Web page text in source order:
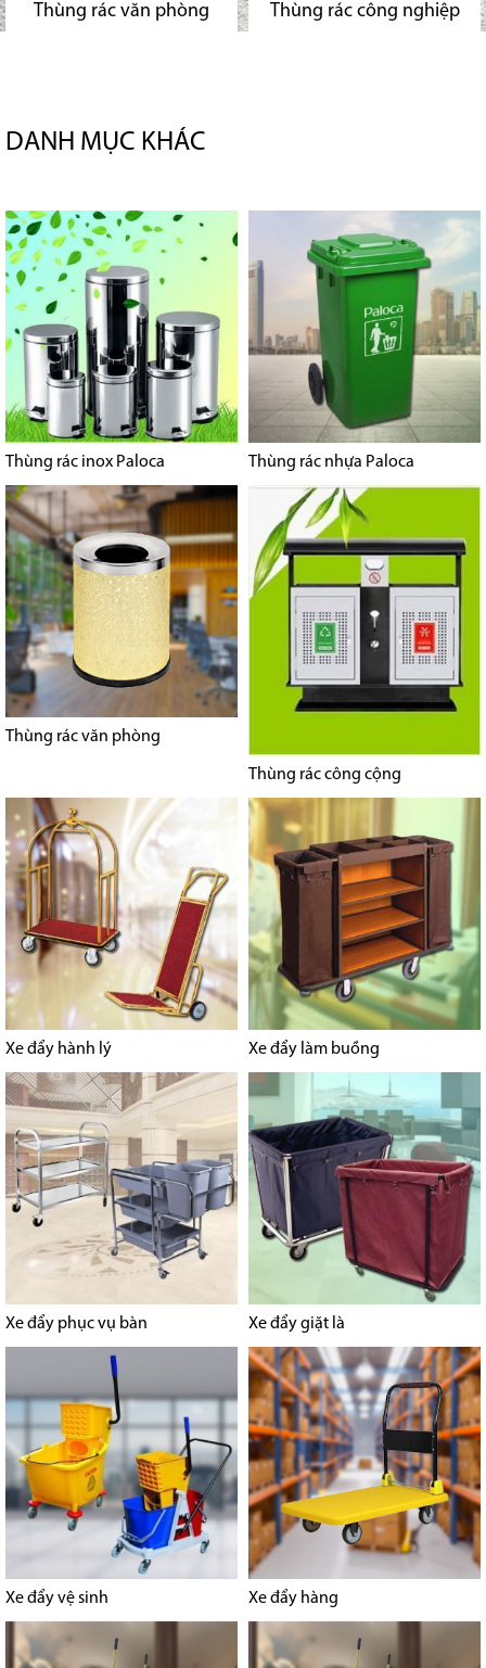
Thùng rác văn phòng Thùng rác công nghiệp
DANH MỤC KHÁC
Thùng rác inox Paloca Thùng rác nhựa Paloca
Thùng rác văn phòng
Thùng rác công cộng
Xe đẩy hành lý Xe đẩy làm buồng
Xe đẩy phục vụ bàn Xe đẩy giặt là
Xe đẩy vệ sinh Xe đẩy hàng